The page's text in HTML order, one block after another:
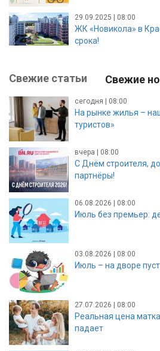
29.09.2025 | 08:00
ЖК «Новикола» в
срока!
Свежие статьи Свежие
сегодня | 08:00
На рынке жилья –
туристов»
вчера | 08:00
С Днём строителя,
партнёры!
06.08.2026 | 08:00
Июль без премьер:
03.08.2026 | 08:00
Июль – на дворе
27.07.2026 | 08:00
Реальная цена
падает